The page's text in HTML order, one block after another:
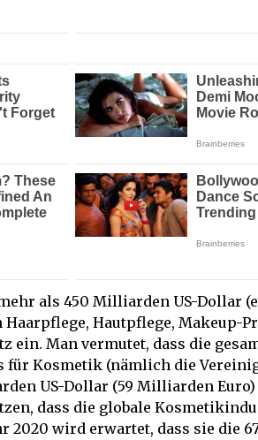
als 450 Milliarden US-Dollar
Hautpflege, Makeup-
ein. Man vermutet, dass die
Kosmetik (nämlich die
US-Dollar (59 Milliarden
dass die globale
2020 wird erwartet, dass sie die